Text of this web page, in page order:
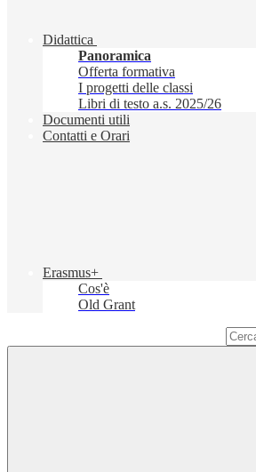
Didattica
Panoramica
Offerta formativa
I progetti delle classi
Libri di testo a.s. 2025/26
Documenti utili
Contatti e Orari
Erasmus+
Cos'è
Old Grant